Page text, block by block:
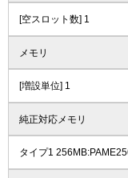
[空スロット数] 1
メモリ
[増設単位] 1
純正対応メモリ
タイプ1